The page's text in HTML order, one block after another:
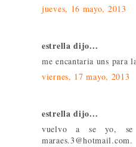
jueves, 16 mayo, 2013
estrella dijo...
me encantaria uns para
viernes, 17 mayo, 2013
estrella dijo...
vuelvo a se yo,
maraes.3@hotmail.com.